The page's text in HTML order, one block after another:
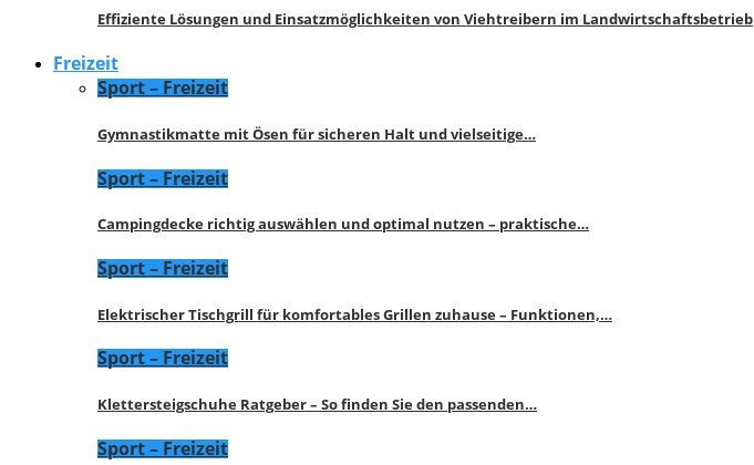
Effiziente Lösungen und Einsatzmöglichkeiten von Viehtreibern im Landwirtschaftsbetrieb
Freizeit
Sport – Freizeit
Gymnastikmatte mit Ösen für sicheren Halt und vielseitige…
Sport – Freizeit
Campingdecke richtig auswählen und optimal nutzen – praktische…
Sport – Freizeit
Elektrischer Tischgrill für komfortables Grillen zuhause – Funktionen,…
Sport – Freizeit
Klettersteigschuhe Ratgeber – So finden Sie den passenden…
Sport – Freizeit